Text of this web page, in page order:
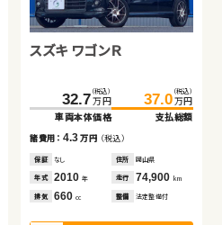
スズキ ワゴンＲ
32.7 （税込）
万円
車両本体価格
37.0 （税込）
万円
支払総額
諸費用： 4.3万円 （税込）
保証 なし 住所 岡山県
年式 2010年 走行 74,900 km
排気 660cc 整備 法定整備付
スズキ スイフト
95.6万円
車両本体価格
諸費用：13.6万円 （税込）
保証 なし 住所 青森県
2012 89,600
スズキ アルト ＨＢ
34.7（税込）
万円
諸費用：4.8 万円（税込）
なし
年式 2014年 走行
排気 660 整備 法定整備付
見積もり・在庫確認